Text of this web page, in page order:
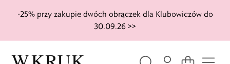
-25% przy zakupie dwóch obrączek dla Klubowiczów do
30.09.26 >>